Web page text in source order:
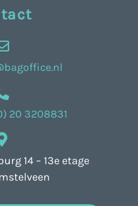
20 3208831
14 – 13e etage